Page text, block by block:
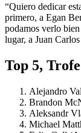
“Quiero dedicar
primero, a Egan
podamos verlo
lugar, a Juan
Top 5,
Alejandro
Brandon
Aleksandr
Michael